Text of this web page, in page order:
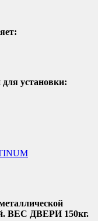
установки:
ВЕС ДВЕРИ 150кг.